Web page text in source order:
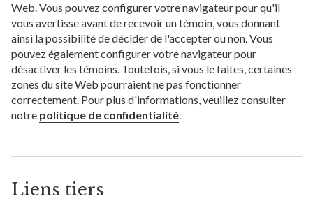
Web. Vous pouvez configurer votre navigateur pour qu'il
vous avertisse avant de recevoir un témoin, vous donnant
ainsi la possibilité de décider de l'accepter ou non. Vous
pouvez également configurer votre navigateur pour
désactiver les témoins. Toutefois, si vous le faites, certaines
zones du site Web pourraient ne pas fonctionner
correctement. Pour plus d'informations, veuillez consulter
notre politique de confidentialité.
Liens tiers